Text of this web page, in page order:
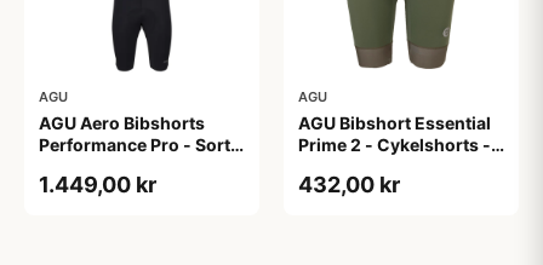
AGU
AGU Aero Bibshorts
Performance Pro - Sort -
1.449,00 kr
AGU
AGU Bibshort Essential
Prime 2 - Cykelshorts -
2XL
432,00 kr